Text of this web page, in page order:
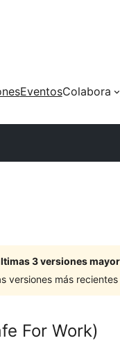
EventosColabora
3 versiones
versiones más recientes
For Work)